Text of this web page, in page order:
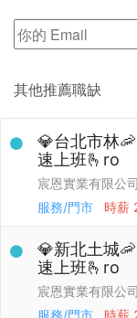
其他推薦職缺
💎台北市林
速上班🫰ro
宸恩實業有限公司
服務/門市
時薪
💎新北土城
速上班🫰ro
宸恩實業有限公司
服務/門市
時薪